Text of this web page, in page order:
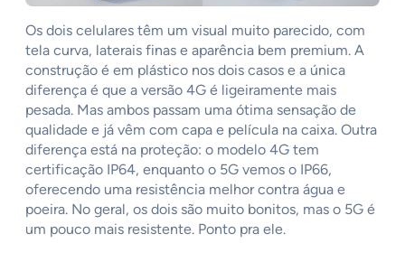
Os dois celulares têm um visual muito parecido, com
tela curva, laterais finas e aparência bem premium. A
construção é em plástico nos dois casos e a única
diferença é que a versão 4G é ligeiramente mais
pesada. Mas ambos passam uma ótima sensação de
qualidade e já vêm com capa e película na caixa. Outra
diferença está na proteção: o modelo 4G tem
certificação IP64, enquanto o 5G vemos o IP66,
oferecendo uma resistência melhor contra água e
poeira. No geral, os dois são muito bonitos, mas o 5G é
um pouco mais resistente. Ponto pra ele.